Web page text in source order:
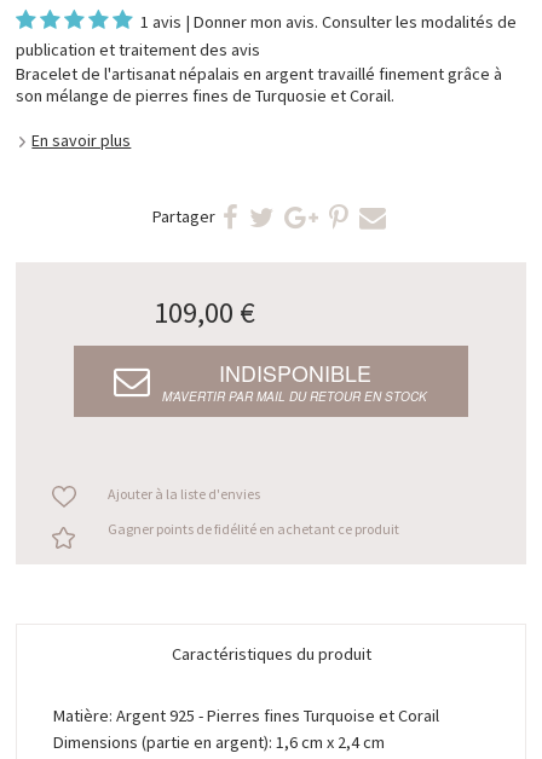
1 avis |Donner mon avis. Consulter lesmodalités de
publication et traitement des avis
Bracelet de l'artisanat népalais en argent travaillé finement grâce à
son mélange de pierres fines de Turquosie et Corail.
En savoir plus
Partager
109,00 €
INDISPONIBLE
M’AVERTIR PAR MAIL DU RETOUR EN STOCK
Ajouter à la liste d'envies
Gagner points de fidélité en achetant ce produit
Caractéristiques du produit
Matière: Argent 925 - Pierres fines Turquoise et Corail
Dimensions (partie en argent): 1,6 cm x 2,4 cm